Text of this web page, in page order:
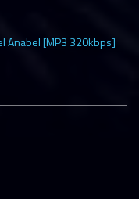
Anabel [MP3 320kbps]